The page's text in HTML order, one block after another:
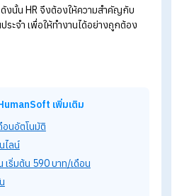
พนักงานและบริหารงานบุคคล รวมไปถึ
นการบริหารคน แต่การดูแลเรื่องการ
องสำคัญเช่นกัน เพราะหากคำนวณผิด อ
ความน่าเชื่อถือขององค์กร และความ
ได้ ดังนั้น HR จึงต้องให้ความสำคัญกับ